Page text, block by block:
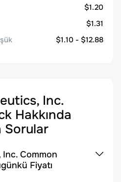
$1.20
$1.31
$1.10 - $12.88
Inc.
Hakkında
Sorular
Common
Fiyatı